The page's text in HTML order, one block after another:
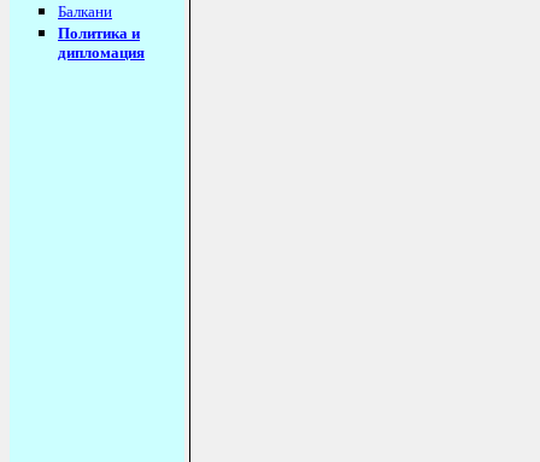
Балкани
Политика и
дипломация